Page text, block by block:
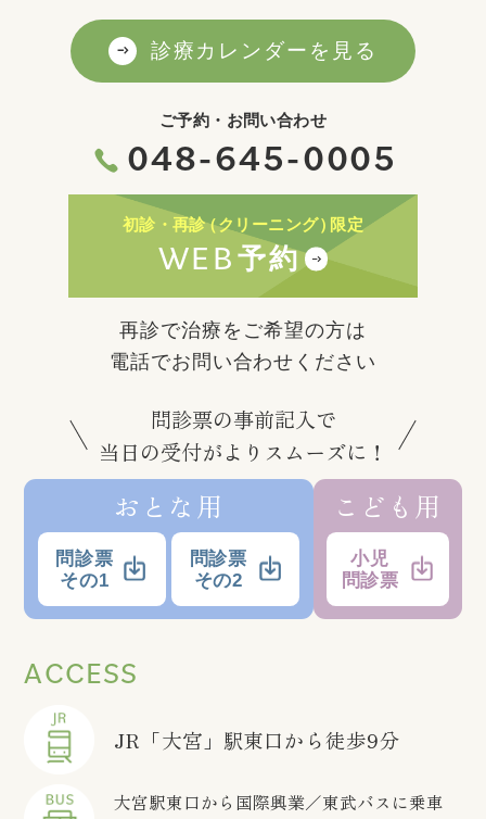
診療カレンダーを見る
ご予約・お問い合わせ
048-645-0005
初診・再診（クリーニング）限定
WEB 予約
再診で治療をご希望の方は
電話でお問い合わせください
問診票の事前記入で
当日の受付がよりスムーズに！
おとな用
問診票
その1
問診票
その2
こども用
小児
問診票
ACCESS
JR「大宮」駅東口から徒歩9分
大宮駅東口から国際興業／東武バスに乗車